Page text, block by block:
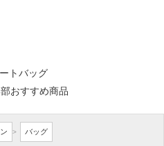
ートバッグ
おすすめ商品
> バッグ